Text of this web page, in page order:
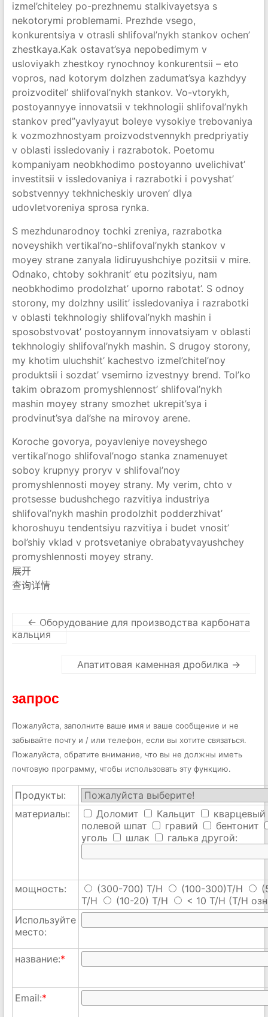
izmel’chiteley po-prezhnemu stalkivayetsya s
nekotorymi problemami. Prezhde vsego,
konkurentsiya v otrasli shlifoval’nykh stankov ochen’
zhestkaya.Kak ostavat’sya nepobedimym v
usloviyakh zhestkoy rynochnoy konkurentsii – eto
vopros, nad kotorym dolzhen zadumat’sya kazhdyy
proizvoditel’ shlifoval’nykh stankov. Vo-vtorykh,
postoyannyye innovatsii v tekhnologii shlifoval’nykh
stankov pred”yavlyayut boleye vysokiye trebovaniya
k vozmozhnostyam proizvodstvennykh predpriyatiy
v oblasti issledovaniy i razrabotok. Poetomu
kompaniyam neobkhodimo postoyanno uvelichivat’
investitsii v issledovaniya i razrabotki i povyshat’
sobstvennyy tekhnicheskiy uroven’ dlya
udovletvoreniya sprosa rynka.
S mezhdunarodnoy tochki zreniya, razrabotka
noveyshikh vertikal’no-shlifoval’nykh stankov v
moyey strane zanyala lidiruyushchiye pozitsii v mire.
Odnako, chtoby sokhranit’ etu pozitsiyu, nam
neobkhodimo prodolzhat’ uporno rabotat’. S odnoy
storony, my dolzhny usilit’ issledovaniya i razrabotki
v oblasti tekhnologiy shlifoval’nykh mashin i
sposobstvovat’ postoyannym innovatsiyam v oblasti
tekhnologiy shlifoval’nykh mashin. S drugoy storony,
my khotim uluchshit’ kachestvo izmel’chitel’noy
produktsii i sozdat’ vsemirno izvestnyy brend. Tol’ko
takim obrazom promyshlennost’ shlifoval’nykh
mashin moyey strany smozhet ukrepit’sya i
prodvinut’sya dal’she na mirovoy arene.
Koroche govorya, poyavleniye noveyshego
vertikal’nogo shlifoval’nogo stanka znamenuyet
soboy krupnyy proryv v shlifoval’noy
promyshlennosti moyey strany. My verim, chto v
protsesse budushchego razvitiya industriya
shlifoval’nykh mashin prodolzhit podderzhivat’
khoroshuyu tendentsiyu razvitiya i budet vnosit’
bol’shiy vklad v protsvetaniye obrabatyvayushchey
promyshlennosti moyey strany.
展开
​查询详情
← Оборудование для производства карбоната
кальция
Апатитовая каменная дробилка →
запрос
Пожалуйста, заполните ваше имя и ваше сообщение и не
забывайте почту и / или телефон, если вы хотите связаться.
Пожалуйста, обратите внимание, что вы не должны иметь
почтовую программу, чтобы использовать эту функцию.
Продукты:
материалы:
Доломит Кальцит
кварцевый
полевой шпат
гравий
бентонит
уголь
шлак галька другой:
мощность: (300-700) T/H (100-300)T/H
T/H
(10-20) T/H < 10 T/H (T/H
Используйте
место:
название:*
Email:*